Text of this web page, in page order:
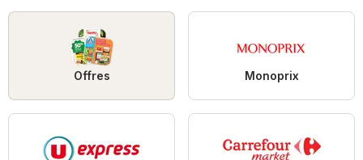
Offres Monoprix